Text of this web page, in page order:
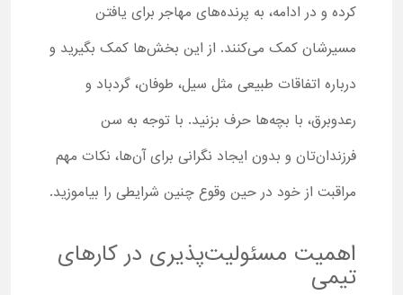
کرده و در ادامه، به پرنده‌های مهاجر برای یافتن
مسیرشان کمک می‌کنند. از این بخش‌ها کمک بگیرید و
درباره اتفاقات طبیعی مثل سیل، طوفان، گردباد و
رعدوبرق، با بچه‌ها حرف بزنید. با توجه به سن
فرزندان‌تان و بدون ایجاد نگرانی برای آن‌ها، نکات مهم
مراقبت از خود در حین وقوع چنین شرایطی را بیاموزید.
اهمیت مسئولیت‌پذیری در کارهای
تیمی